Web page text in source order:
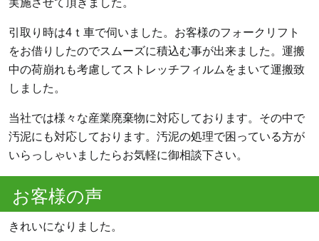
実施させて頂きました。
引取り時は4ｔ車で伺いました。お客様のフォークリフト
をお借りしたのでスムーズに積込む事が出来ました。運搬
中の荷崩れも考慮してストレッチフィルムをまいて運搬致
しました。
当社では様々な産業廃棄物に対応しております。その中で
汚泥にも対応しております。汚泥の処理で困っている方が
いらっしゃいましたらお気軽に御相談下さい。
お客様の声
きれいになりました。